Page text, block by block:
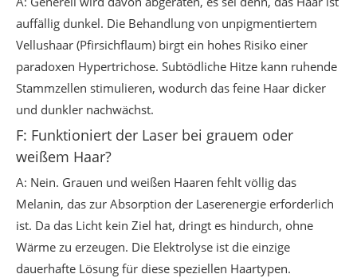
auffällig dunkel. Die Behandlung von unpigmentiertem
Vellushaar (Pfirsichflaum) birgt ein hohes Risiko einer
paradoxen Hypertrichose. Subtödliche Hitze kann ruhende
Stammzellen stimulieren, wodurch das feine Haar dicker
und dunkler nachwächst.
F: Funktioniert der Laser bei grauem oder
weißem Haar?
A: Nein. Grauen und weißen Haaren fehlt völlig das
Melanin, das zur Absorption der Laserenergie erforderlich
ist. Da das Licht kein Ziel hat, dringt es hindurch, ohne
Wärme zu erzeugen. Die Elektrolyse ist die einzige
dauerhafte Lösung für diese speziellen Haartypen.